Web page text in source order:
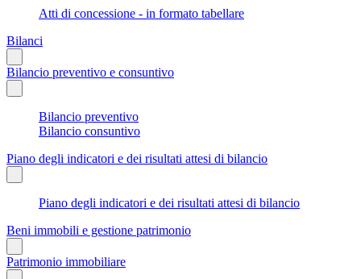
Atti di concessione - in formato tabellare
Bilanci
Bilancio preventivo e consuntivo
Bilancio preventivo
Bilancio consuntivo
Piano degli indicatori e dei risultati attesi di bilancio
Piano degli indicatori e dei risultati attesi di bilancio
Beni immobili e gestione patrimonio
Patrimonio immobiliare